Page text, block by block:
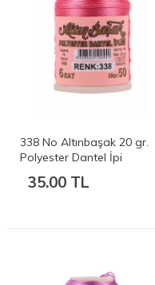
338 No Altınbaşak 20 gr.
Polyester Dantel İpi
35.00 TL